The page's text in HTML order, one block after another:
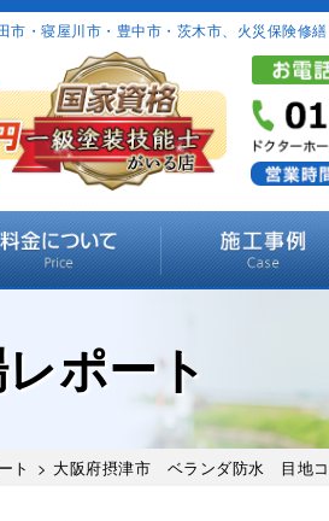
・寝屋川市・豊中市・茨木市、火災保険修
ポート
ト > 大阪府摂津市 ベランダ防水 目地